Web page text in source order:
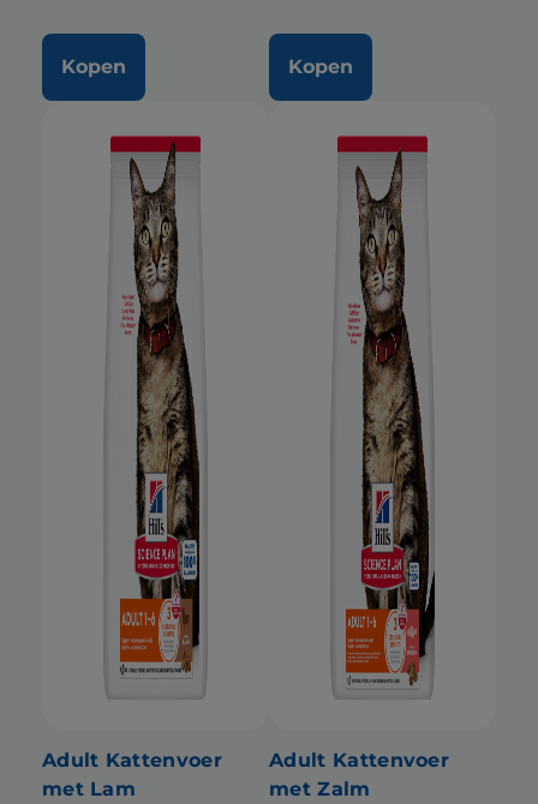
Kopen Kopen
Adult Kattenvoer
met Lam
Adult Kattenvoer
met Zalm